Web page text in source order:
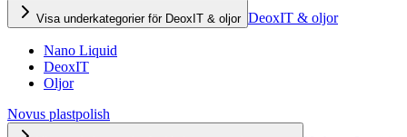
Visa underkategorier för DeoxIT & oljor DeoxIT & oljor
Nano Liquid
DeoxIT
Oljor
Novus plastpolish